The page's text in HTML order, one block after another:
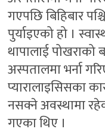
गएपछि बिहिबार
पुर्याइएको हो ।
थापालाई पोखराको
अस्पतालमा भर्ना
प्यारालाइसिसका
नसक्ने अवस्थामा
गएका थिए ।